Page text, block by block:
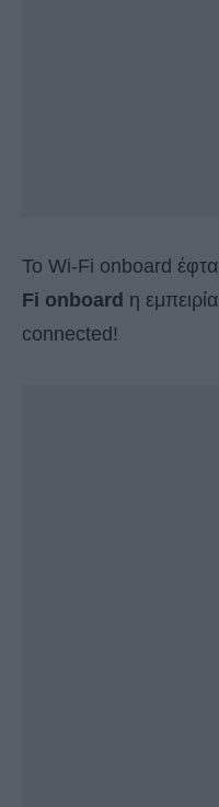
To Wi-Fi onboard
Fi onboard η
connected!